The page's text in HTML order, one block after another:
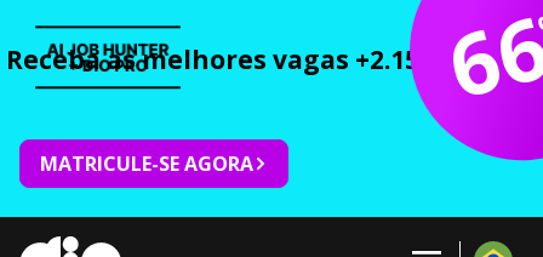
Receba as melhores vagas +2.150 cursos
MATRICULE-SE AGORA